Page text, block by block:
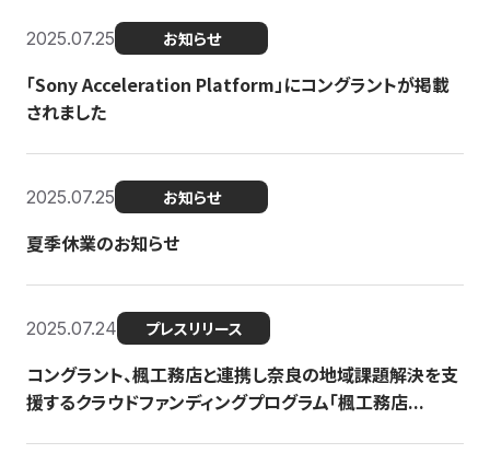
2025.07.25 お知らせ
「Sony Acceleration Platform」にコングラントが掲載
されました
2025.07.25 お知らせ
夏季休業のお知らせ
2025.07.24 プレスリリース
コングラント、楓工務店と連携し奈良の地域課題解決を支
援するクラウドファンディングプログラム「楓工務店...